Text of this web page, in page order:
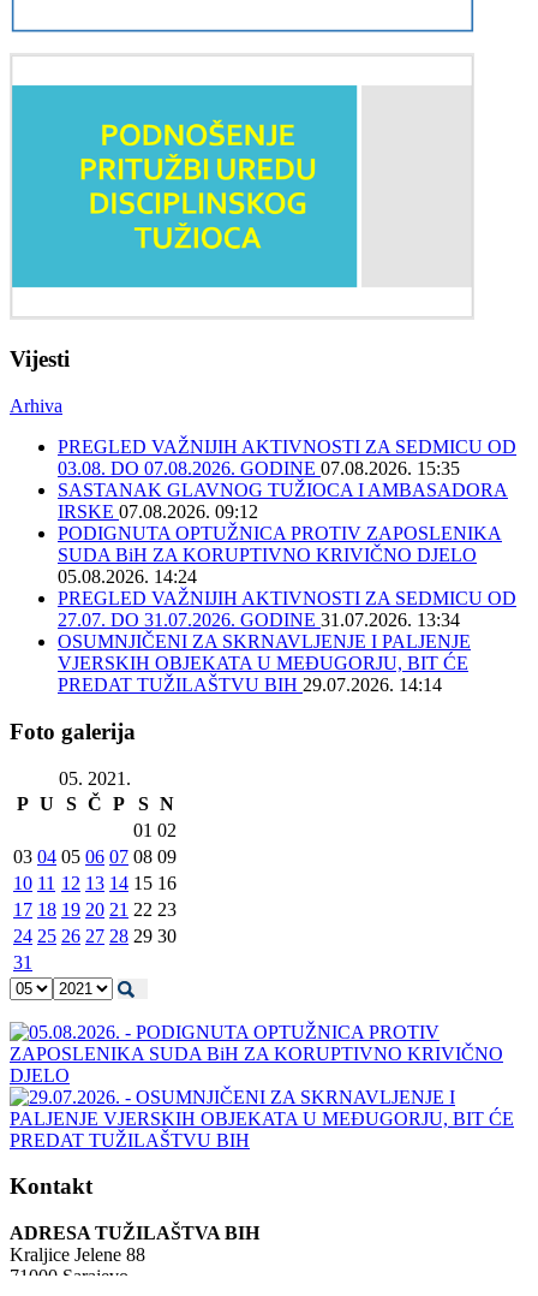
Vijesti
Arhiva
PREGLED VAŽNIJIH AKTIVNOSTI ZA SEDMICU OD
03.08. DO 07.08.2026. GODINE 07.08.2026. 15:35
SASTANAK GLAVNOG TUŽIOCA I AMBASADORA
IRSKE 07.08.2026. 09:12
PODIGNUTA OPTUŽNICA PROTIV ZAPOSLENIKA
SUDA BiH ZA KORUPTIVNO KRIVIČNO DJELO
05.08.2026. 14:24
PREGLED VAŽNIJIH AKTIVNOSTI ZA SEDMICU OD
27.07. DO 31.07.2026. GODINE 31.07.2026. 13:34
OSUMNJIČENI ZA SKRNAVLJENJE I PALJENJE
VJERSKIH OBJEKATA U MEĐUGORJU, BIT ĆE
PREDAT TUŽILAŠTVU BIH 29.07.2026. 14:14
Foto galerija
05. 2021.
P U S Č P S N
01 02
03 04 05 06 07 08 09
10 11 12 13 14 15 16
17 18 19 20 21 22 23
24 25 26 27 28 29 30
31
Kontakt
ADRESA TUŽILAŠTVA BIH
Kraljice Jelene 88
71000 Sarajevo